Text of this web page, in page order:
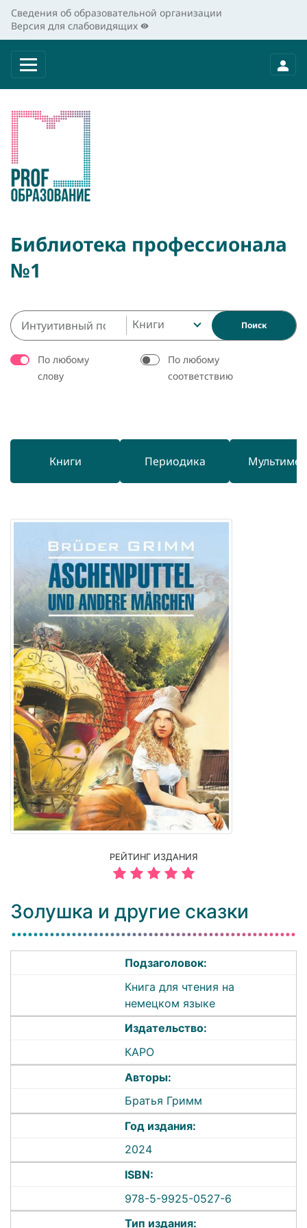
Сведения об образовательной организации
Версия для слабовидящих
Библиотека профессионала
№1
Книги Поиск
По любому
слову
По любому
соответствию
Книги Периодика
РЕЙТИНГ ИЗДАНИЯ
Золушка и другие сказки
Подзаголовок:
Книга для чтения на
немецком языке
Издательство:
КАРО
Авторы:
Братья Гримм
Год издания:
2024
ISBN:
978-5-9925-0527-6
Тип издания: